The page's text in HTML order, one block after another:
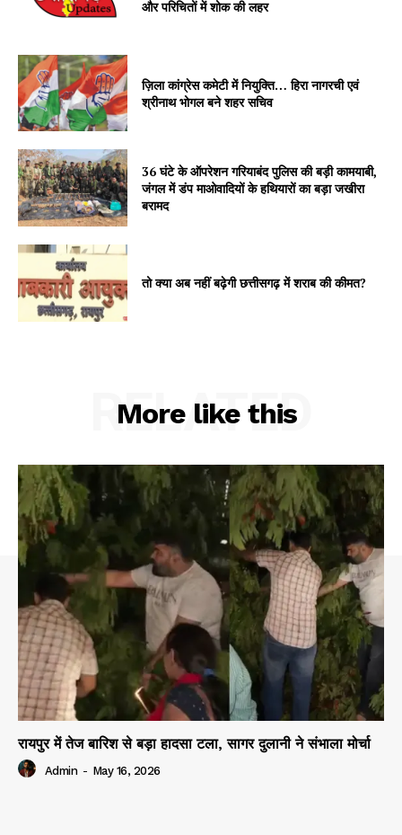
और परिचितों में शोक की लहर
ज़िला कांग्रेस कमेटी में नियुक्ति… हिरा नागरची एवं
श्रीनाथ भोगल बने शहर सचिव
36 घंटे के ऑपरेशन गरियाबंद पुलिस की बड़ी कामयाबी,
जंगल में डंप माओवादियों के हथियारों का बड़ा जखीरा
बरामद
तो क्या अब नहीं बढ़ेगी छत्तीसगढ़ में शराब की कीमत?
More like this
RELATED
रायपुर में तेज बारिश से बड़ा हादसा टला, सागर दुलानी ने संभाला मोर्चा
Admin - May 16, 2026